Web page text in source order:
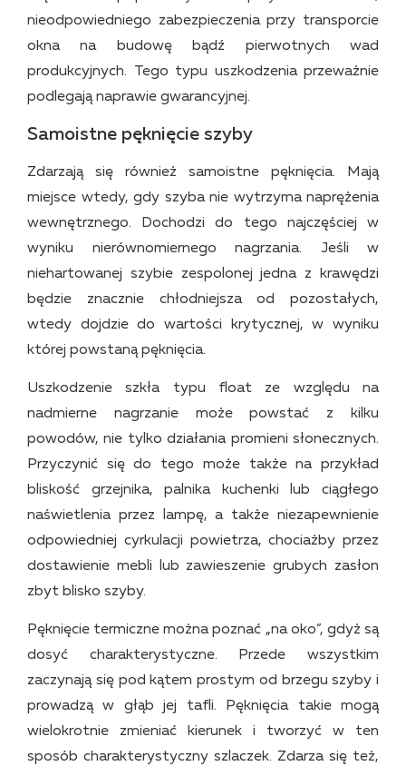
nieodpowiedniego zabezpieczenia przy transporcie
okna na budowę bądź pierwotnych wad
produkcyjnych. Tego typu uszkodzenia przeważnie
podlegają naprawie gwarancyjnej.
Samoistne pęknięcie szyby
Zdarzają się również samoistne pęknięcia. Mają
miejsce wtedy, gdy szyba nie wytrzyma naprężenia
wewnętrznego. Dochodzi do tego najczęściej w
wyniku nierównomiernego nagrzania. Jeśli w
niehartowanej szybie zespolonej jedna z krawędzi
będzie znacznie chłodniejsza od pozostałych,
wtedy dojdzie do wartości krytycznej, w wyniku
której powstaną pęknięcia.
Uszkodzenie szkła typu float ze względu na
nadmierne nagrzanie może powstać z kilku
powodów, nie tylko działania promieni słonecznych.
Przyczynić się do tego może także na przykład
bliskość grzejnika, palnika kuchenki lub ciągłego
naświetlenia przez lampę, a także niezapewnienie
odpowiedniej cyrkulacji powietrza, chociażby przez
dostawienie mebli lub zawieszenie grubych zasłon
zbyt blisko szyby.
Pęknięcie termiczne można poznać „na oko”, gdyż są
dosyć charakterystyczne. Przede wszystkim
zaczynają się pod kątem prostym od brzegu szyby i
prowadzą w głąb jej tafli. Pęknięcia takie mogą
wielokrotnie zmieniać kierunek i tworzyć w ten
sposób charakterystyczny szlaczek. Zdarza się też,